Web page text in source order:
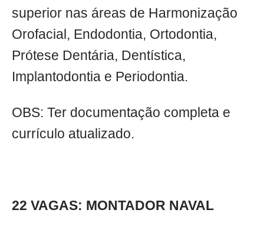
superior nas áreas de Harmonização
Orofacial, Endodontia, Ortodontia,
Prótese Dentária, Dentística,
Implantodontia e Periodontia.
OBS: Ter documentação completa e
currículo atualizado.
22 VAGAS: MONTADOR NAVAL